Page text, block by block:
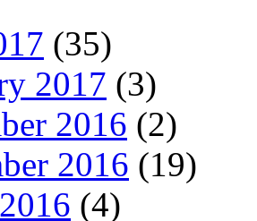
(35)
2017 (3)
2016 (2)
2016 (19)
(4)